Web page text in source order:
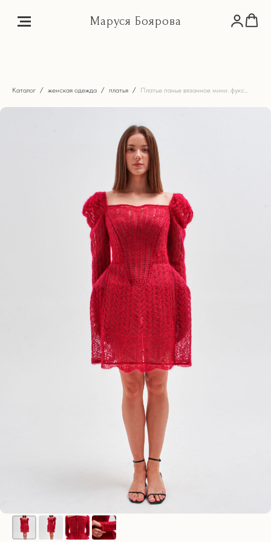
Маруся Боярова
Каталог женская одежда платья